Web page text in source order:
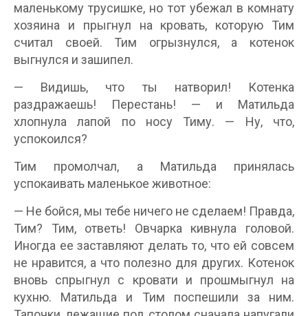
маленькому трусишке, но тот убежал в комнату
хозяина и прыгнул на кровать, которую Тим
считал своей. Тим огрызнулся, а котенок
выгнулся и зашипел.
— Видишь, что ты натворил! Котенка
раздражаешь! Перестань! — и Матильда
хлопнула лапой по носу Тиму. — Ну, что,
успокоился?
Тим промолчал, а Матильда принялась
успокаивать маленькое животное:
— Не бойся, мы тебе ничего не сделаем! Правда,
Тим? Тим, ответь! Овчарка кивнула головой.
Иногда ее заставляют делать то, что ей совсем
не нравится, а что полезно для других. Котенок
вновь спрыгнул с кровати и прошмыгнул на
кухню. Матильда и Тим поспешили за ним.